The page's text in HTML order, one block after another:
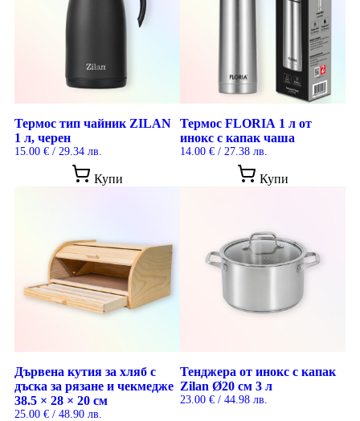
Термос тип чайник ZILAN
1 л, черен
15.00 € / 29.34 лв.
Купи
Термос FLORIA 1 л от
инокс с капак чаша
14.00 € / 27.38 лв.
Купи
Дървена кутия за хляб с
дъска за рязане и чекмедже
38.5 × 28 × 20 см
25.00 € / 48.90 лв.
Тенджера от инокс с капак
Zilan Ø20 см 3 л
23.00 € / 44.98 лв.